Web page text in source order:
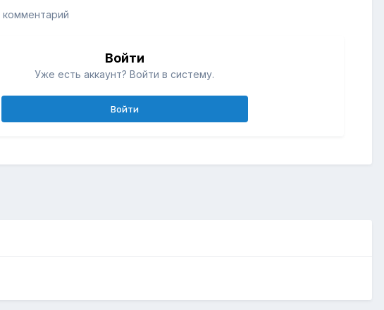
Войти
Уже есть аккаунт? Войти в систему.
Войти